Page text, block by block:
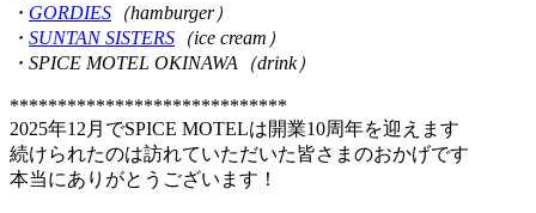
・ GORDIES （hamburger）
・ SUNTAN SISTERS （ice cream）
・SPICE MOTEL OKINAWA（drink）
*****************************
2025年12月でSPICE MOTELは開業10周年を迎えます
続けられたのは訪れていただいた皆さまのおかげです
本当にありがとうございます！